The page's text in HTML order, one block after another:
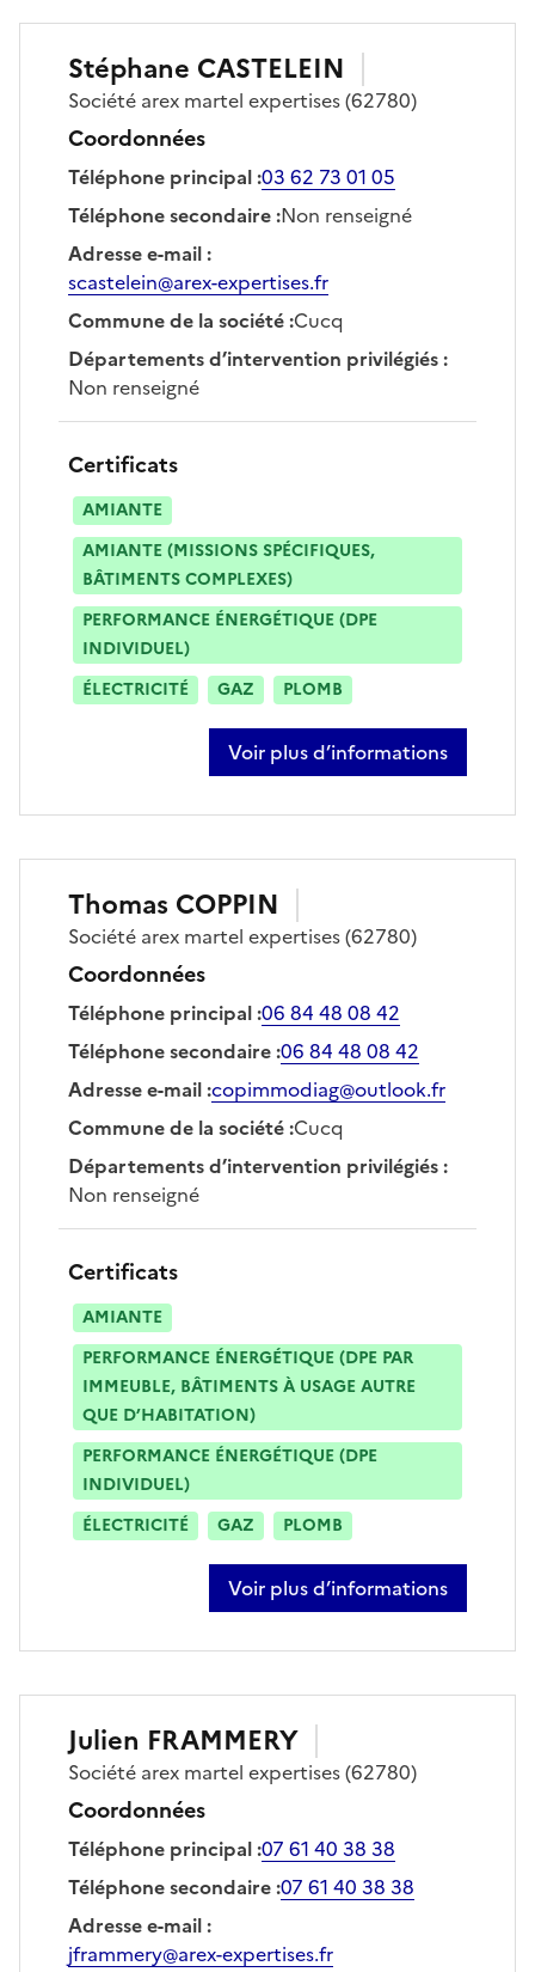
Stéphane CASTELEIN
Société arex martel expertises(62780)
Coordonnées
Téléphone principal:03 62 73 01 05
Téléphone secondaire:Non renseigné
Adresse e-mail:
scastelein@arex-expertises.fr
Commune de la société:Cucq
Départements d’intervention privilégiés:
Non renseigné
Certificats
AMIANTE
AMIANTE (MISSIONS SPÉCIFIQUES,
BÂTIMENTS COMPLEXES)
PERFORMANCE ÉNERGÉTIQUE (DPE
INDIVIDUEL)
ÉLECTRICITÉ
GAZ PLOMB
Voir plus d’informations
sur stéphane castelein
Thomas COPPIN
Société arex martel expertises(62780)
Coordonnées
Téléphone principal:06 84 48 08 42
Téléphone secondaire:06 84 48 08 42
Adresse e-mail:copimmodiag@outlook.fr
Commune de la société:Cucq
Départements d’intervention privilégiés:
Non renseigné
Certificats
AMIANTE
PERFORMANCE ÉNERGÉTIQUE (DPE PAR
IMMEUBLE, BÂTIMENTS À USAGE AUTRE
QUE D’HABITATION)
PERFORMANCE ÉNERGÉTIQUE (DPE
INDIVIDUEL)
ÉLECTRICITÉ
GAZ PLOMB
Voir plus d’informations
sur thomas coppin
Julien FRAMMERY
Société arex martel expertises(62780)
Coordonnées
Téléphone principal:07 61 40 38 38
Téléphone secondaire:07 61 40 38 38
Adresse e-mail:
jframmery@arex-expertises.fr